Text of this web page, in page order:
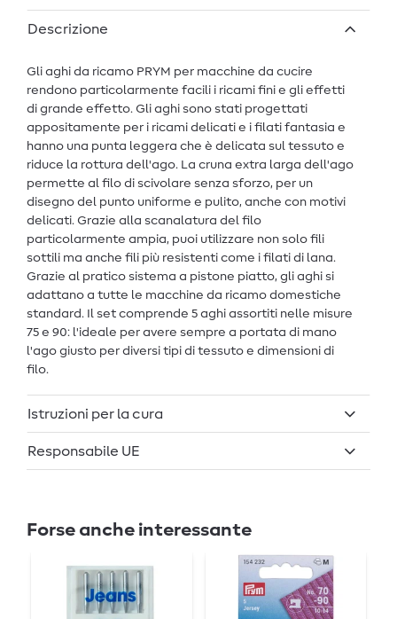
Descrizione
Gli aghi da ricamo PRYM per macchine da cucire
rendono particolarmente facili i ricami fini e gli effetti
di grande effetto. Gli aghi sono stati progettati
appositamente per i ricami delicati e i filati fantasia e
hanno una punta leggera che è delicata sul tessuto e
riduce la rottura dell'ago. La cruna extra larga dell'ago
permette al filo di scivolare senza sforzo, per un
disegno del punto uniforme e pulito, anche con motivi
delicati. Grazie alla scanalatura del filo
particolarmente ampia, puoi utilizzare non solo fili
sottili ma anche fili più resistenti come i filati di lana.
Grazie al pratico sistema a pistone piatto, gli aghi si
adattano a tutte le macchine da ricamo domestiche
standard. Il set comprende 5 aghi assortiti nelle misure
75 e 90: l'ideale per avere sempre a portata di mano
l'ago giusto per diversi tipi di tessuto e dimensioni di
filo.
Istruzioni per la cura
Responsabile UE
Forse anche interessante